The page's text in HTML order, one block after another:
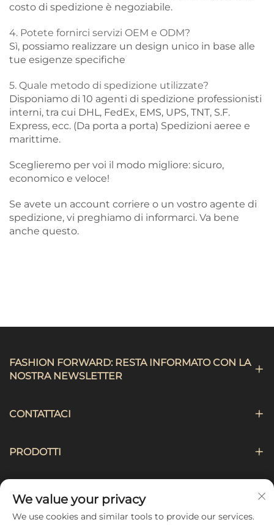
costo di spedizione è negoziabile.
4. Potete fornirci servizi OEM e ODM?
Sì, possiamo realizzare un design unico in base alle
tue esigenze specifiche
5. Quale metodo di spedizione utilizzate?
Disponiamo di 10 agenti di spedizione professionisti
interni, tra cui DHL, FedEx, EMS, UPS, TNT, S.F.
Express, ecc. (Da porta a porta) Spedizioni aeree e
marittime.
Sceglieremo per voi il modo migliore: sicuro,
economico e veloce!
Se avete un account corriere o un vostro agente di
spedizione, vi preghiamo di informarci. Va bene
anche questo.
FASHION FORWARD: RESTA INFORMATO CON LA
NOSTRA NEWSLETTER
CONTATTACI
PRODOTTI
We value your privacy
We use cookies and similar tools to provide our services.